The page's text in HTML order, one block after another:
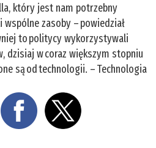
który jest nam potrzebny
zasoby – powiedział
to politycy wykorzystywali
dzisiaj w coraz większym stopniu
są od technologii. – Technologia